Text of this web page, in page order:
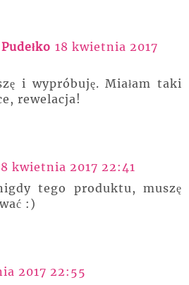
18 kwietnia 2017
i wypróbuję. Miałam taki
rewelacja!
kwietnia 2017 22:41
tego produktu, muszę
:)
2017 22:55